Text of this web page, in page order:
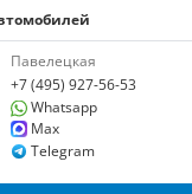
Павелецкая
+7 (495) 927-56-53
Whatsapp
Max
Telegram